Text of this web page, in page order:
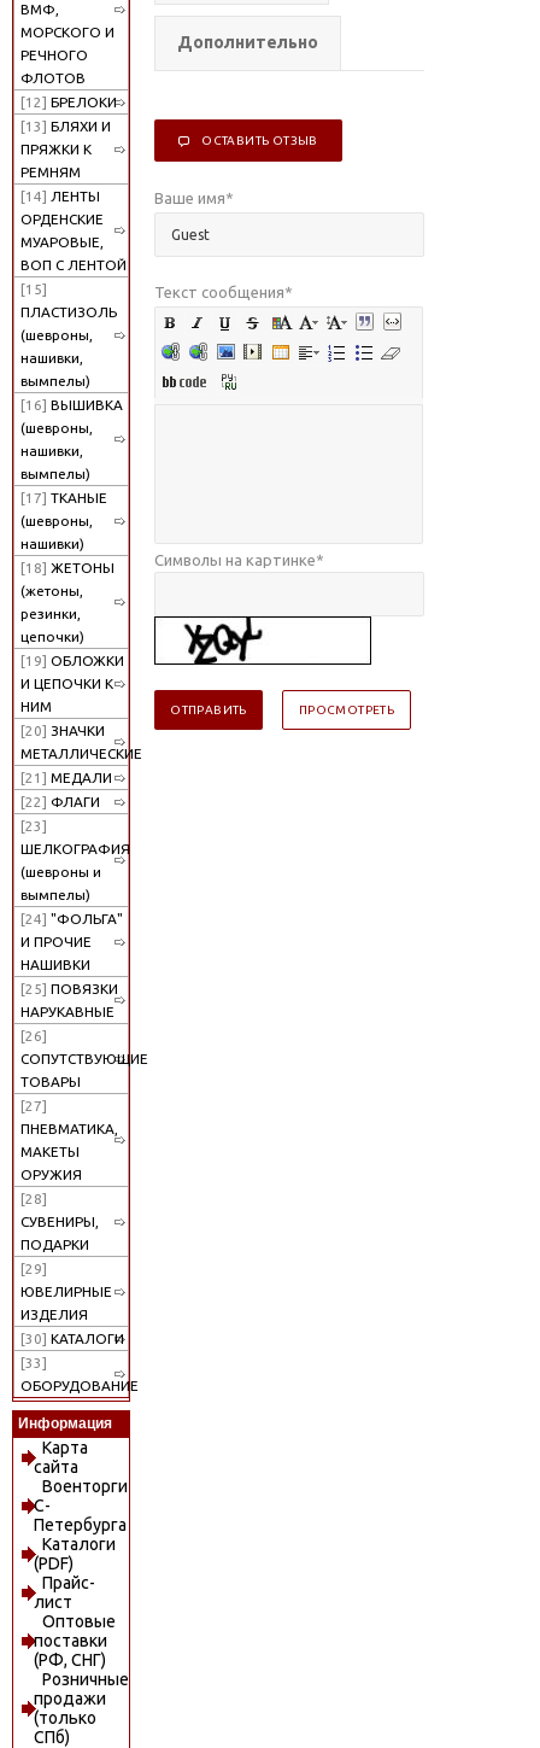
ВМФ,
МОРСКОГО И
РЕЧНОГО
ФЛОТОВ
[12] БРЕЛОКИ
[13] БЛЯХИ И
ПРЯЖКИ К
РЕМНЯМ
[14] ЛЕНТЫ
ОРДЕНСКИЕ
МУАРОВЫЕ,
ВОП С ЛЕНТОЙ
[15]
ПЛАСТИЗОЛЬ
(шевроны,
нашивки,
вымпелы)
[16] ВЫШИВКА
(шевроны,
нашивки,
вымпелы)
[17] ТКАНЫЕ
(шевроны,
нашивки)
[18] ЖЕТОНЫ
(жетоны,
резинки,
цепочки)
[19] ОБЛОЖКИ
И ЦЕПОЧКИ К
НИМ
[20] ЗНАЧКИ
МЕТАЛЛИЧЕСКИЕ
[21] МЕДАЛИ
[22] ФЛАГИ
[23]
ШЕЛКОГРАФИЯ
(шевроны и
вымпелы)
[24] "ФОЛЬГА"
И ПРОЧИЕ
НАШИВКИ
[25] ПОВЯЗКИ
НАРУКАВНЫЕ
[26]
СОПУТСТВУЮЩИЕ
ТОВАРЫ
[27]
ПНЕВМАТИКА,
МАКЕТЫ
ОРУЖИЯ
[28]
СУВЕНИРЫ,
ПОДАРКИ
[29]
ЮВЕЛИРНЫЕ
ИЗДЕЛИЯ
[30] КАТАЛОГИ
[33]
ОБОРУДОВАНИЕ
Информация
Карта
сайта
Военторги
С-
Петербурга
Каталоги
(PDF)
Прайс-
лист
Оптовые
поставки
(РФ, СНГ)
Розничные
продажи
(только
СПб)
Дополнительно
ОСТАВИТЬ ОТЗЫВ
Ваше имя*
Текст сообщения*
Символы на картинке*